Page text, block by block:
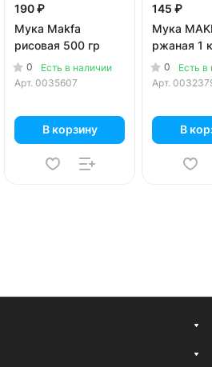
190 ₽
Мука Makfa
рисовая 500 гр
0
Есть в наличии
Арт. 0035607
В корзину
145 ₽
Мука
ржаная 1
0
Есть в
Арт.
В